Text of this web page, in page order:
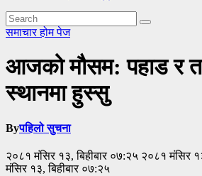
समाचारहोम पेज
आजको मौसम: पहाड र
स्थानमा हुस्सु
Byपहिलो सुचना
२०८१ मंसिर १३, बिहीबार ०७:२५ २०८१ मंसिर
मंसिर १३, बिहीबार ०७:२५